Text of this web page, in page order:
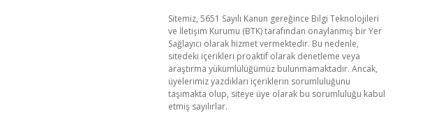
Sitemiz, 5651 Sayılı Kanun gereğince Bilgi Teknolojileri
ve İletişim Kurumu (BTK) tarafından onaylanmış bir Yer
Sağlayıcı olarak hizmet vermektedir. Bu nedenle,
sitedeki içerikleri proaktif olarak denetleme veya
araştırma yükümlülüğümüz bulunmamaktadır. Ancak,
üyelerimiz yazdıkları içeriklerin sorumluluğunu
taşımakta olup, siteye üye olarak bu sorumluluğu kabul
etmiş sayılırlar.